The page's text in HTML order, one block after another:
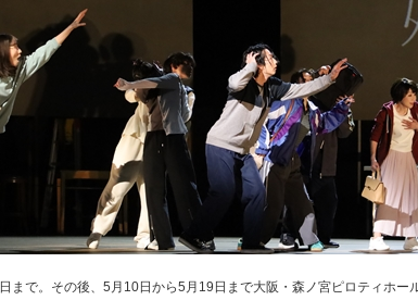
まで。その後、5月10日から5月19日まで大阪・森ノ宮ピロティホー